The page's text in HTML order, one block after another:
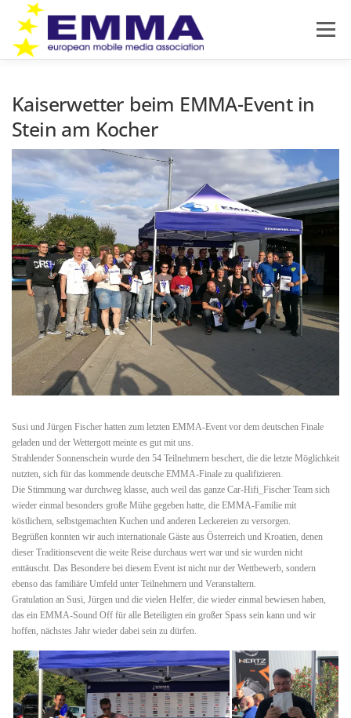
Inhalt
springen
Menü
PRODUKTNEUHEITEN NEWS IMPRESSUM
DATENSCHUTZ
Kaiserwetter beim EMMA-Event in
Stein am Kocher
Susi und Jürgen Fischer hatten zum letzten EMMA-Event vor dem deutschen Finale
geladen und der Wettergott meinte es gut mit uns.
Strahlender Sonnenschein wurde den 54 Teilnehmern beschert, die die letzte Möglichkeit
nutzten, sich für das kommende deutsche EMMA-Finale zu qualifizieren.
Die Stimmung war durchweg klasse, auch weil das ganze Car-Hifi_Fischer Team sich
wieder einmal besonders große Mühe gegeben hatte, die EMMA-Familie mit
köstlichem, selbstgemachten Kuchen und anderen Leckereien zu versorgen.
Begrüßen konnten wir auch internationale Gäste aus Österreich und Kroatien, denen
dieser Traditionsevent die weite Reise durchaus wert war und sie wurden nicht
enttäuscht. Das Besondere bei diesem Event ist nicht nur der Wettbewerb, sondern
ebenso das familiäre Umfeld unter Teilnehmern und Veranstaltern.
Gratulation an Susi, Jürgen und die vielen Helfer, die wieder einmal bewiesen haben,
das ein EMMA-Sound Off für alle Beteiligten ein großer Spass sein kann und wir
hoffen, nächstes Jahr wieder dabei sein zu dürfen.